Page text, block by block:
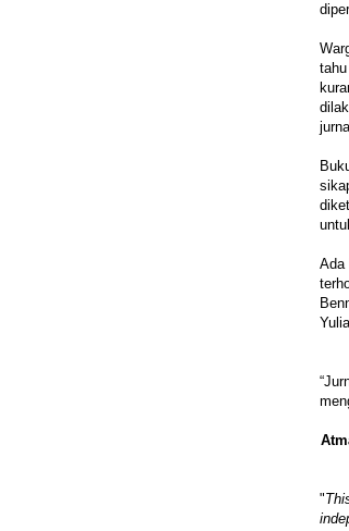
Ada
"